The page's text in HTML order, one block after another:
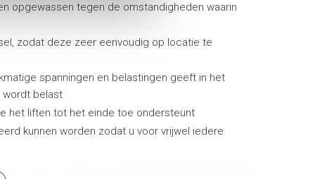
wordt belast
het liften tot het einde toe ondersteunt